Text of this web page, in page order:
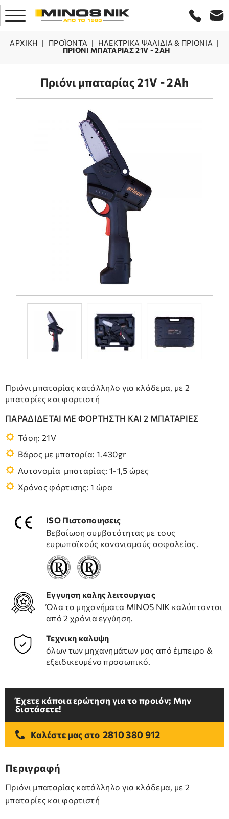
ΕΤΑΙΡΕΙΑ
ΑΡΧΙΚΗ | ΠΡΟΪΌΝΤΑ | ΗΛΕΚΤΡΙΚΑ ΨΑΛΙΔΙΑ & ΠΡΙΟΝΙΑ |
ΠΡΙΟΝΙ ΜΠΑΤΑΡΙΑΣ 21V - 2AH
Πριόνι μπαταρίας 21V - 2Ah
Πριόνι μπαταρίας κατάλληλο για κλάδεμα, με 2
μπαταρίες και φορτιστή
ΠΑΡΑΔΙΔΕΤΑΙ ΜΕ ΦΟΡΤΗΣΤΗ ΚΑΙ 2 ΜΠΑΤΑΡΙΕΣ
Τάση: 21V
Βάρος με μπαταρία: 1.430gr
Αυτονομία μπαταρίας: 1-1,5 ώρες
Χρόνος φόρτισης: 1 ώρα
ISO Πιστοποιησεις
Βεβαίωση συμβατότητας με τους
ευρωπαϊκούς κανονισμούς ασφαλείας.
Εγγυηση καλης λειτουργιας
Όλα τα μηχανήματα ΜΙΝΟS NIK καλύπτονται
από 2 χρόνια εγγύηση.
Τεχνικη καλυψη
όλων των μηχανημάτων μας από έμπειρο &
εξειδικευμένο προσωπικό.
Έχετε κάποια ερώτηση για το προιόν; Μην
διστάσετε!
Καλέστε μας στο 2810 380 912
Περιγραφή
Πριόνι μπαταρίας κατάλληλο για κλάδεμα, με 2
μπαταρίες και φορτιστή